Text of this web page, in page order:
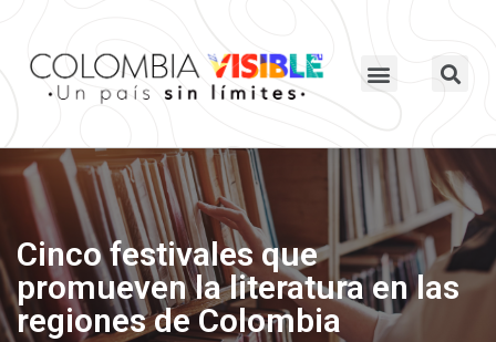
Cinco festivales que
promueven la literatura en las
regiones de Colombia